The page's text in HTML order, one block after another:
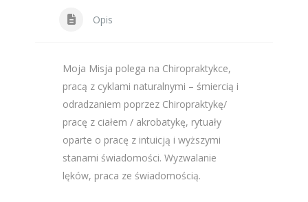
Opis
Moja Misja polega na Chiropraktykce,
pracą z cyklami naturalnymi – śmiercią i
odradzaniem poprzez Chiropraktykę/
pracę z ciałem / akrobatykę, rytuały
oparte o pracę z intuicją i wyższymi
stanami świadomości. Wyzwalanie
lęków, praca ze świadomością.